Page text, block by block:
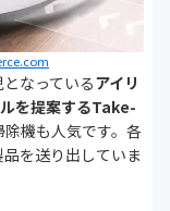
なっているアイリ
を提案するTake-
機も人気です。各
を送り出していま